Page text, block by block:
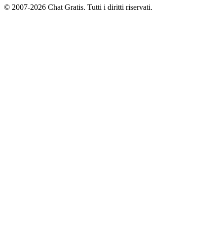
© 2007-2026 Chat Gratis. Tutti i diritti riservati.